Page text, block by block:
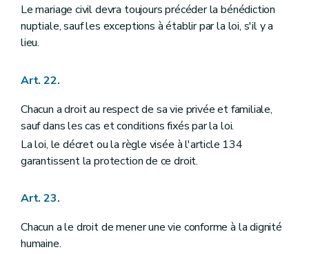
Le mariage civil devra toujours précéder la bénédiction
nuptiale, sauf les exceptions à établir par la loi, s'il y a
lieu.
Art. 22.
Chacun a droit au respect de sa vie privée et familiale,
sauf dans les cas et conditions fixés par la loi.
La loi, le décret ou la règle visée à l'article 134
garantissent la protection de ce droit.
Art. 23.
Chacun a le droit de mener une vie conforme à la dignité
humaine.